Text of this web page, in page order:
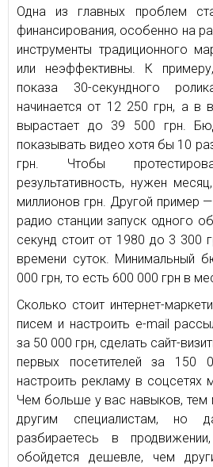
Одна из главных проблем
финансирования, особенно на
инструменты традиционного
или неэффективны. К
показа 30-секундного
начинается от 12 250 грн, а в
вырастает до 39 500 грн.
показывать видео хотя бы 10
грн. Чтобы
результативность, нужен
миллионов грн. Другой пример
радио станции запуск одного
секунд стоит от 1980 до 3 300
времени суток. Минимальный
000 грн, то есть 600 000 грн в
Сколько стоит интернет-
писем и настроить e-mail
за 50 000 грн, сделать сайт-
первых посетителей за 150
настроить рекламу в соцсетях
Чем больше у вас навыков, тем
другим специалистам,
разбираетесь в продвижении,
обойдется дешевле, чем